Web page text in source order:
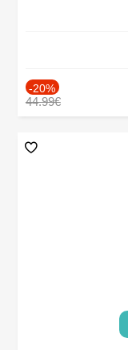
-20%
44.99€